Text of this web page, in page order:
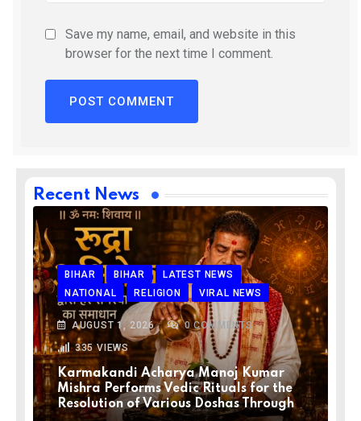
Save my name, email, and website in this
browser for the next time I comment.
Recent News
BIHAR BIHAR
LATEST NEWS
NATIONAL
RELIGION VIRAL NEWS
AUGUST 1, 2026 0COMMENTS
335VIEWS
Karmakandi Acharya Manoj Kumar
Mishra Performs Vedic Rituals for the
Resolution of Various Doshas Through